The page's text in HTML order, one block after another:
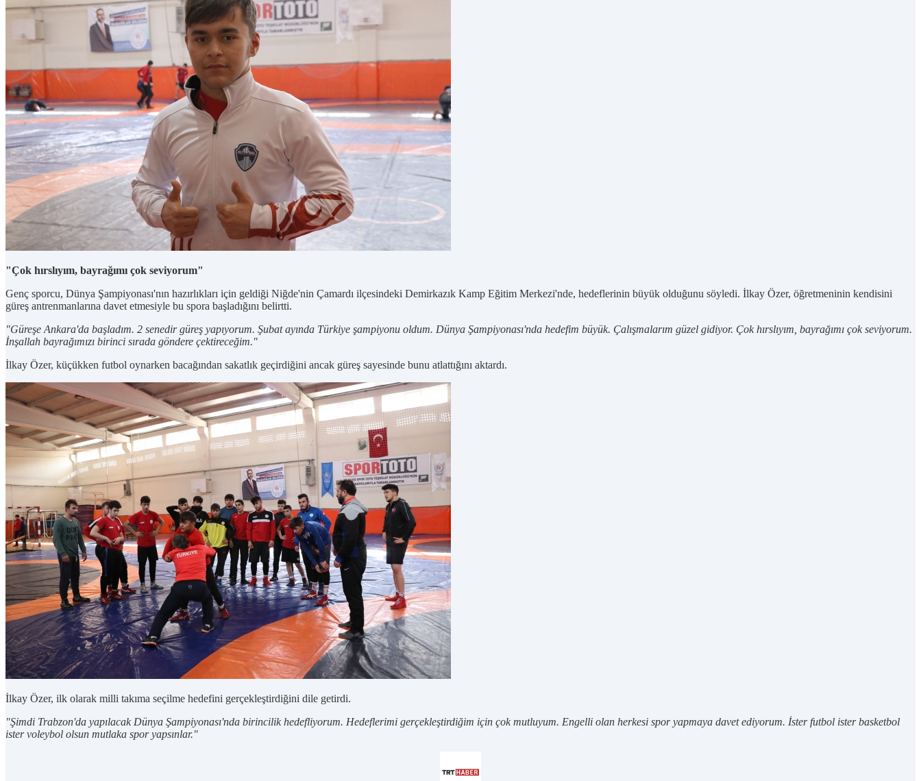
"Çok hırslıyım, bayrağımı çok seviyorum"
Genç sporcu, Dünya Şampiyonası'nın hazırlıkları için geldiği Niğde'nin Çamardı ilçesindeki Demirkazık Kamp Eğitim Merkezi'nde, hedeflerinin büyük olduğunu söyledi. İlkay Özer, öğretmeninin kendisini
güreş antrenmanlarına davet etmesiyle bu spora başladığını belirtti.
"Güreşe Ankara'da başladım. 2 senedir güreş yapıyorum. Şubat ayında Türkiye şampiyonu oldum. Dünya Şampiyonası'nda hedefim büyük. Çalışmalarım güzel gidiyor. Çok hırslıyım, bayrağımı çok seviyorum.
İnşallah bayrağımızı birinci sırada göndere çektireceğim."
İlkay Özer, küçükken futbol oynarken bacağından sakatlık geçirdiğini ancak güreş sayesinde bunu atlattığını aktardı.
İlkay Özer, ilk olarak milli takıma seçilme hedefini gerçekleştirdiğini dile getirdi.
"Şimdi Trabzon'da yapılacak Dünya Şampiyonası'nda birincilik hedefliyorum. Hedeflerimi gerçekleştirdiğim için çok mutluyum. Engelli olan herkesi spor yapmaya davet ediyorum. İster futbol ister basketbol
ister voleybol olsun mutlaka spor yapsınlar."